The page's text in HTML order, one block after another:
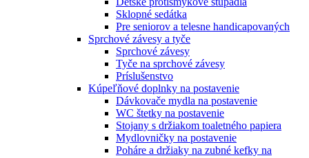
Sklopné sedátka
Pre seniorov a telesne handicapovaných
Sprchové závesy a tyče
Sprchové závesy
Tyče na sprchové závesy
Príslušenstvo
Kúpeľňové doplnky na postavenie
Dávkovače mydla na postavenie
WC štetky na postavenie
Stojany s držiakom toaletného papiera
Mydlovničky na postavenie
Poháre a držiaky na zubné kefky na